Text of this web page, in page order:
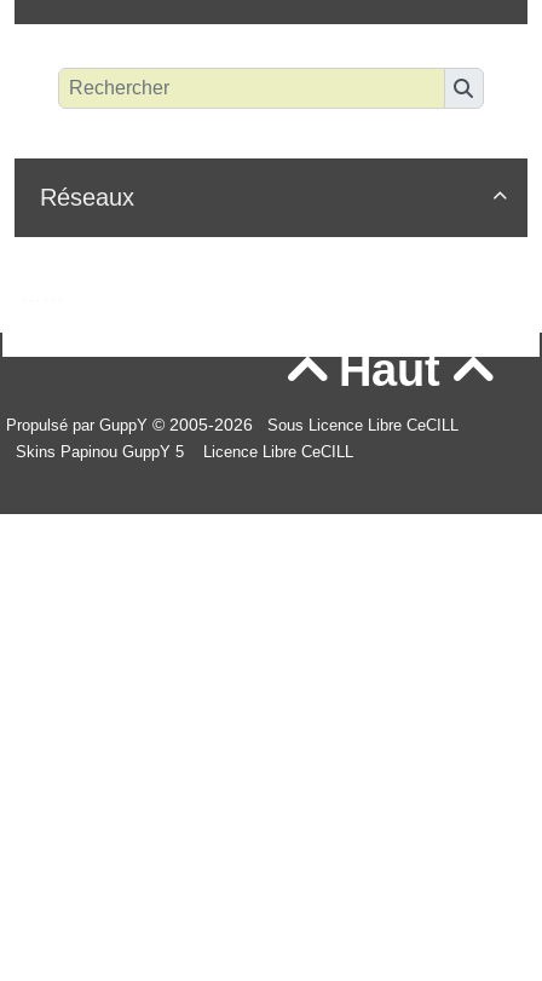

Réseaux
Haut
Propulsé par GuppY © 2005-2026
Sous Licence Libre CeCILL
Skins Papinou GuppY 5
Licence Libre CeCILL